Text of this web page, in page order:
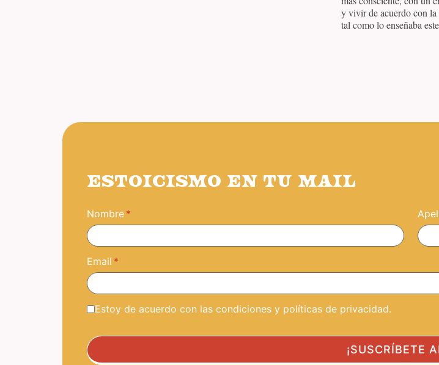
y vivir de acuerdo con la
tal como lo enseñaba
ESTOICISMO EN TU MAIL
Nombre
Email
Estoy de acuerdo con las condiciones y políticas de privacidad.